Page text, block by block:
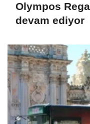
Olympos
devam ediyor